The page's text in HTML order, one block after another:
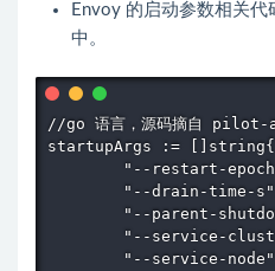
Envoy 的启动参数相关代
中。
//go 语言，源码摘自 pilot-
startupArgs :=
"--restart-
"--drain-time-
"--parent-
"--service-
"--service-